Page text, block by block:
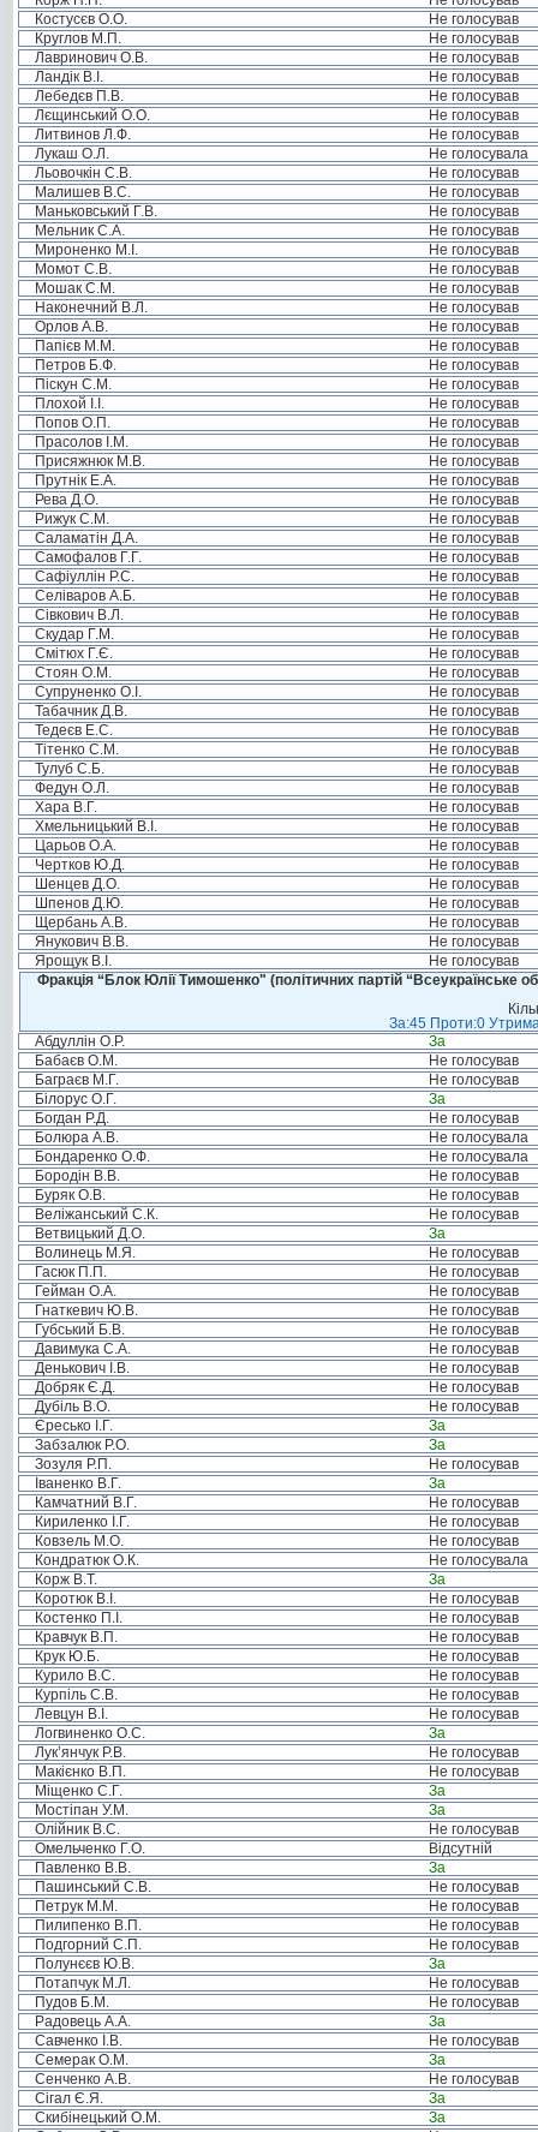
Костусєв О.О.
Не голосував
Круглов М.П.
Не голосував
Лавринович О.В.
Не голосував
Ландік В.І.
Не голосував
Лебедєв П.В.
Не голосував
Лєщинський О.О.
Не голосував
Литвинов Л.Ф.
Не голосував
Лукаш О.Л.
Не голосувала
Льовочкін С.В.
Не голосував
Малишев В.С.
Не голосував
Маньковський Г.В.
Не голосував
Мельник С.А.
Не голосував
Мироненко М.І.
Не голосував
Момот С.В.
Не голосував
Мошак С.М.
Не голосував
Наконечний В.Л.
Не голосував
Орлов А.В.
Не голосував
Папієв М.М.
Не голосував
Петров Б.Ф.
Не голосував
Піскун С.М.
Не голосував
Плохой І.І.
Не голосував
Попов О.П.
Не голосував
Прасолов І.М.
Не голосував
Присяжнюк М.В.
Не голосував
Прутнік Е.А.
Не голосував
Рева Д.О.
Не голосував
Рижук С.М.
Не голосував
Саламатін Д.А.
Не голосував
Самофалов Г.Г.
Не голосував
Сафіуллін Р.С.
Не голосував
Селіваров А.Б.
Не голосував
Сівкович В.Л.
Не голосував
Скудар Г.М.
Не голосував
Смітюх Г.Є.
Не голосував
Стоян О.М.
Не голосував
Супруненко О.І.
Не голосував
Табачник Д.В.
Не голосував
Тедеєв Е.С.
Не голосував
Тітенко С.М.
Не голосував
Тулуб С.Б.
Не голосував
Федун О.Л.
Не голосував
Хара В.Г.
Не голосував
Хмельницький В.І.
Не голосував
Царьов О.А.
Не голосував
Чертков Ю.Д.
Не голосував
Шенцев Д.О.
Не голосував
Шпенов Д.Ю.
Не голосував
Щербань А.В.
Не голосував
Янукович В.В.
Не голосував
Ярощук В.І.
Не голосував
Фракція “Блок Юлії Тимошенко" (політичних партій “Всеукраїнське
За:45 Проти:0
Абдуллін О.Р.
За
Бабаєв О.М.
Не голосував
Баграєв М.Г.
Не голосував
Білорус О.Г.
За
Богдан Р.Д.
Не голосував
Болюра А.В.
Не голосувала
Бондаренко О.Ф.
Не голосувала
Бородін В.В.
Не голосував
Буряк О.В.
Не голосував
Веліжанський С.К.
Не голосував
Ветвицький Д.О.
За
Волинець М.Я.
Не голосував
Гасюк П.П.
Не голосував
Гейман О.А.
Не голосував
Гнаткевич Ю.В.
Не голосував
Губський Б.В.
Не голосував
Давимука С.А.
Не голосував
Денькович І.В.
Не голосував
Добряк Є.Д.
Не голосував
Дубіль В.О.
Не голосував
Єресько І.Г.
За
Забзалюк Р.О.
За
Зозуля Р.П.
Не голосував
Іваненко В.Г.
За
Камчатний В.Г.
Не голосував
Кириленко І.Г.
Не голосував
Ковзель М.О.
Не голосував
Кондратюк О.К.
Не голосувала
Корж В.Т.
За
Коротюк В.І.
Не голосував
Костенко П.І.
Не голосував
Кравчук В.П.
Не голосував
Крук Ю.Б.
Не голосував
Курило В.С.
Не голосував
Курпіль С.В.
Не голосував
Левцун В.І.
Не голосував
Логвиненко О.С.
За
Лук’янчук Р.В.
Не голосував
Макієнко В.П.
Не голосував
Міщенко С.Г.
За
Мостіпан У.М.
За
Олійник В.С.
Не голосував
Омельченко Г.О.
Відсутній
Павленко В.В.
За
Пашинський С.В.
Не голосував
Петрук М.М.
Не голосував
Пилипенко В.П.
Не голосував
Подгорний С.П.
Не голосував
Полунєєв Ю.В.
За
Потапчук М.Л.
Не голосував
Пудов Б.М.
Не голосував
Радовець А.А.
За
Савченко І.В.
Не голосував
Семерак О.М.
За
Сенченко А.В.
Не голосував
Сігал Є.Я.
За
Скибінецький О.М.
За